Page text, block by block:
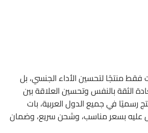
منتجًا لتحسين الأداء الجنسي، بل
الثقة بالنفس وتحسين العلاقة بين
رسميًا في جميع الدول العربية، بات
عليه بسعر مناسب، وشحن سريع، وضمان